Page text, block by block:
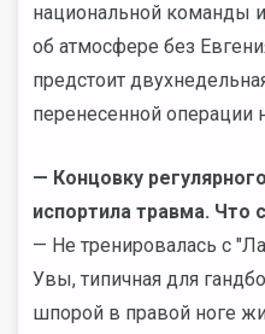
национальной команды
об атмосфере без
предстоит
перенесенной операции
— Концовку
испортила травма. Что
— Не тренировалась с
Увы, типичная для
шпорой в правой ноге